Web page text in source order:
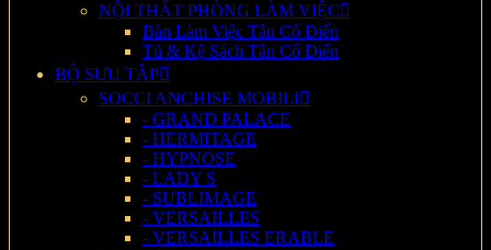
NỘI THẤT PHÒNG LÀM VIỆC
Bàn Làm Việc Tân Cổ Điển
Tủ & Kệ Sách Tân Cổ Điển
BỘ SƯU TẬP
SOCCI ANCHISE MOBILI
- GRAND PALACE
- HERMITAGE
- HYPNOSE
- LADY S
- SUBLIMAGE
- VERSAILLES
- VERSAILLES ERABLE